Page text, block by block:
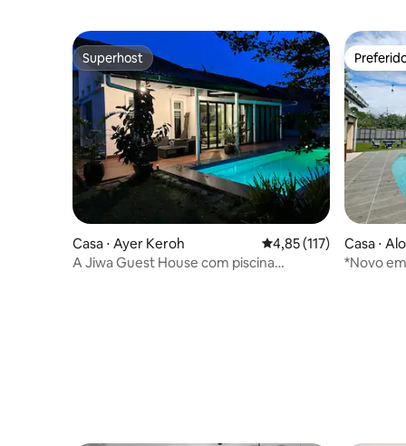
Superhost
Superhost
Casa ⋅ Ayer Keroh 4,85 de uma avaliação
4,85 (117)
A Jiwa Guest House com piscina
Casa ⋅
*Novo